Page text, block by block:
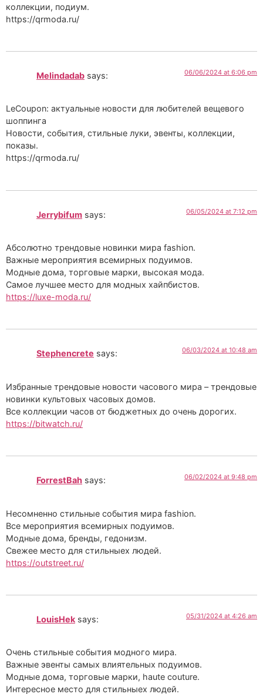
коллекции, подиум.
https://qrmoda.ru/
Melindadab says: 06/06/2024 at 6:06 pm
LeCoupon: актуальные новости для любителей вещевого
шоппинга
Новости, события, стильные луки, эвенты, коллекции,
показы.
https://qrmoda.ru/
Jerrybifum says: 06/05/2024 at 7:12 pm
Абсолютно трендовые новинки мира fashion.
Важные мероприятия всемирных подуимов.
Модные дома, торговые марки, высокая мода.
Самое лучшее место для модных хайпбистов.
https://luxe-moda.ru/
Stephencrete says: 06/03/2024 at 10:48 am
Избранные трендовые новости часового мира – трендовые
новинки культовых часовых домов.
Все коллекции часов от бюджетных до очень дорогих.
https://bitwatch.ru/
ForrestBah says: 06/02/2024 at 9:48 pm
Несомненно стильные события мира fashion.
Все мероприятия всемирных подуимов.
Модные дома, бренды, гедонизм.
Свежее место для стильныех людей.
https://outstreet.ru/
LouisHek says: 05/31/2024 at 4:26 am
Очень стильные события модного мира.
Важные эвенты самых влиятельных подуимов.
Модные дома, торговые марки, haute couture.
Интересное место для стильныех людей.